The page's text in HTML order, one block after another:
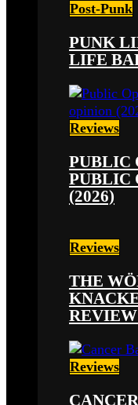
Post-Punk
PUNK
LIFE
Reviews
PUBLIC
PUBLIC
(2026)
Reviews
THE
Reviews